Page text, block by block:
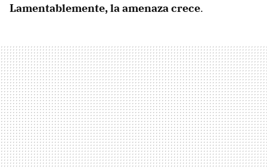
Lamentablemente, la amenaza crece.